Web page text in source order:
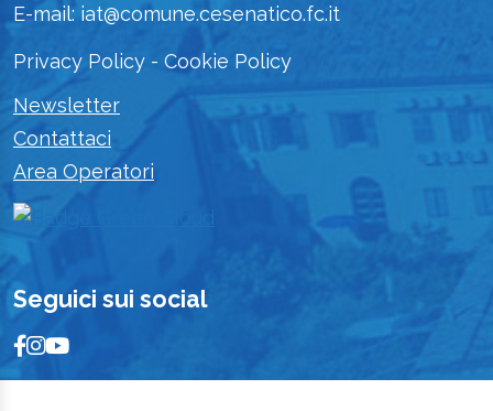
E-mail: iat@comune.cesenatico.fc.it
Privacy Policy - Cookie Policy
Newsletter
Contattaci
Area Operatori
Seguici sui social